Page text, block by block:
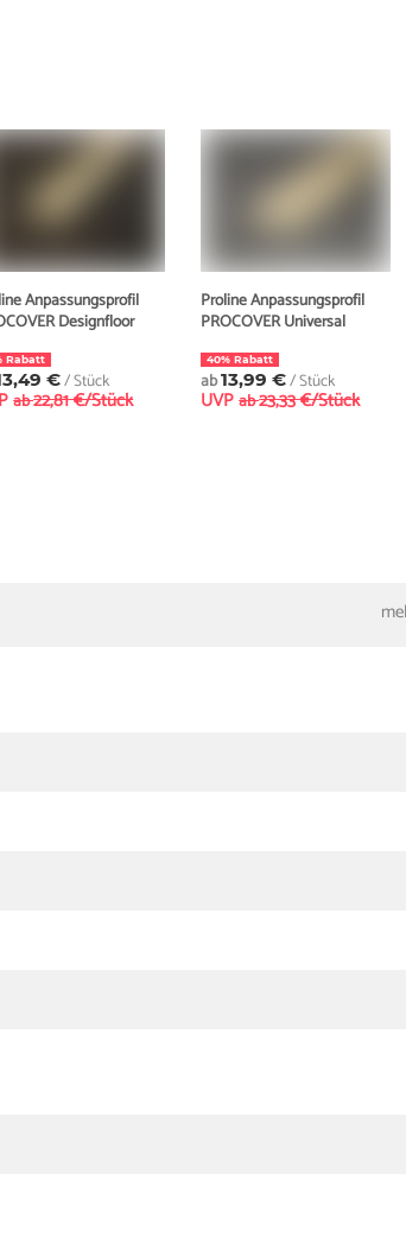
Anpassungsprofil
Designfloor
Rabatt
€/ Stück
ab22,81 €/Stück
Proline Anpassungsprofil
PROCOVER Universal
40% Rabatt
ab13,99 €/ Stück
UVP ab23,33 €/Stück